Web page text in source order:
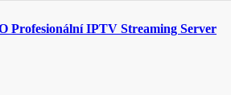
Profesionální IPTV Streaming Server